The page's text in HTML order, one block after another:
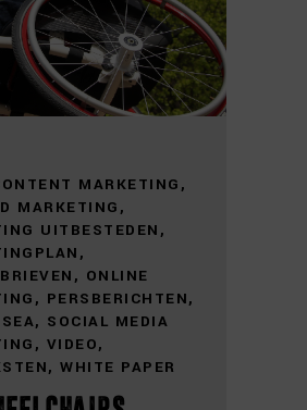
MARKETING ,
MARKETING ,
UITBESTEDEN ,
,
, ONLINE
, PERSBERICHTEN,
, SOCIAL MEDIA
, VIDEO,
, WHITE PAPER